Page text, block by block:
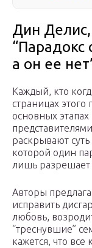
Дин
“Парадокс
а он ее
Каждый, кто
страницах
основных
раскрывают суть
которой один
лишь разрешает
Авторы
исправить
любовь,
“треснувшие”
кажется, что все